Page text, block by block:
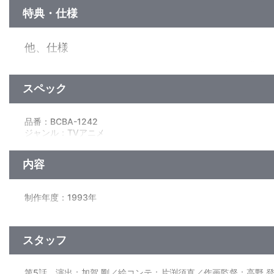
特典・仕様
他、仕様
スペック
品番：BCBA-1242
ジャンル：TVアニメ
内容
制作年度：1993年
雨の日の夕方、ナットという少年が訪ねてきた。ナットは街
ットに、ナンは真っ先に声をかけ、ジョーは痩せたナットの体
スタッフ